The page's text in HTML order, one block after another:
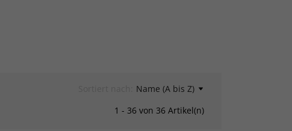
Name (A bis Z)
1 - 36 von 36 Artikel(n)